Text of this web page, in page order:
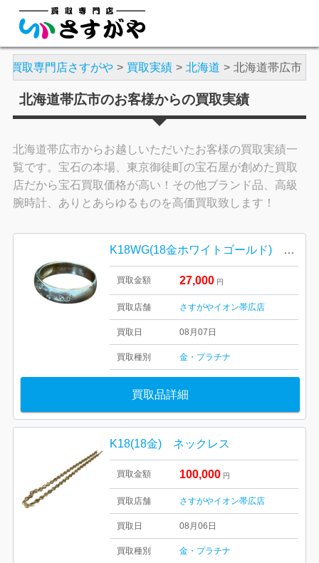
買取専門店さすがや 買取実績 北海道 北海道帯広市
北海道帯広市のお客様からの買取実績
北海道帯広市からお越しいただいたお客様の買取実績一
覧です。宝石の本場、東京御徒町の宝石屋が創めた買取
店だから宝石買取価格が高い！その他ブランド品、高級
腕時計、ありとあらゆるものを高価買取致します！
K18WG(18金ホワイトゴールド) ダイヤ リング
買取金額 27,000 円
買取店舗 さすがやイオン帯広店
買取日 08月07日
買取種別 金・プラチナ
買取品詳細
K18(18金) ネックレス
買取金額 100,000 円
買取店舗 さすがやイオン帯広店
買取日 08月06日
買取種別 金・プラチナ